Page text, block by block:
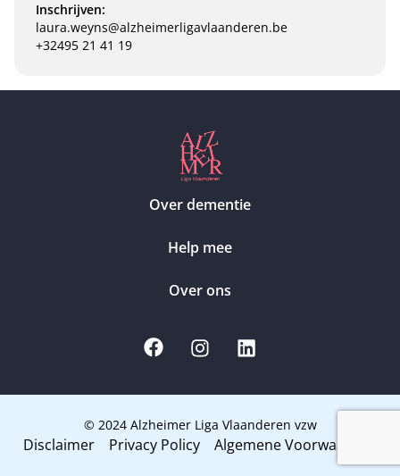
Inschrijven:
laura.weyns@alzheimerligavlaanderen.be
+32495 21 41 19
Over dementie
Help mee
Over ons
© 2024 Alzheimer Liga Vlaanderen vzw
Disclaimer Privacy Policy Algemene Voorwaarden